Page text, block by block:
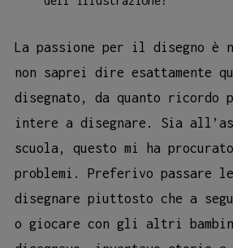
La passione per il disegno è
non saprei dire esattamente
disegnato, da quanto ricordo
intere a disegnare. Sia
scuola, questo mi ha
problemi. Preferivo passare
disegnare piuttosto che a
o giocare con gli altri